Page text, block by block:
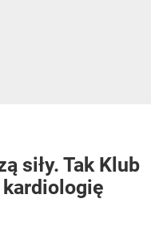
siły. Tak Klub